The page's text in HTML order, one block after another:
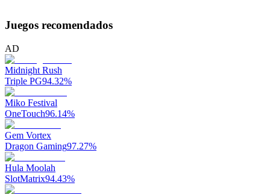
Juegos recomendados
AD
Midnight Rush
Triple PG94.32%
Miko Festival
OneTouch96.14%
Gem Vortex
Dragon Gaming97.27%
Hula Moolah
SlotMatrix94.43%